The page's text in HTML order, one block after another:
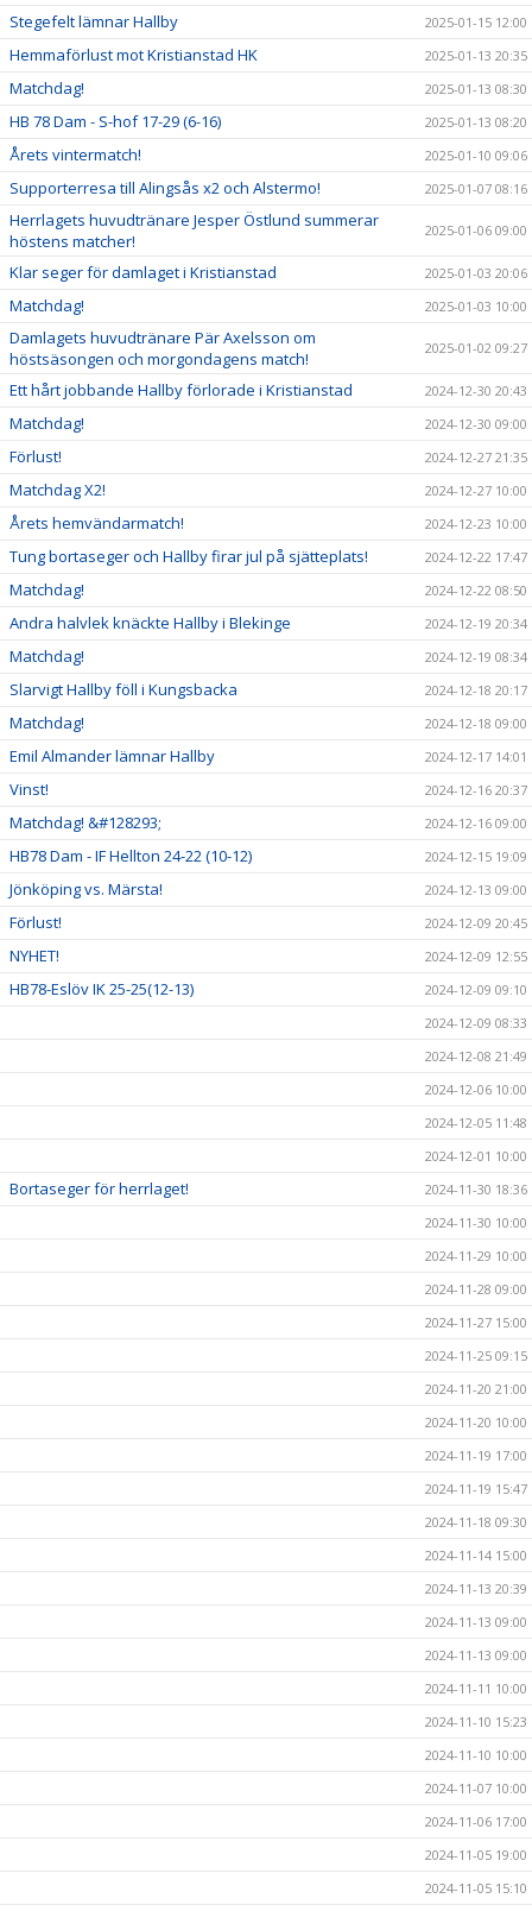
Stegefelt lämnar Hallby 2025-01-15 12:00
Hemmaförlust mot Kristianstad HK 2025-01-13 20:35
Matchdag! 2025-01-13 08:30
HB 78 Dam - S-hof 17-29 (6-16) 2025-01-13 08:20
Årets vintermatch! 2025-01-10 09:06
Supporterresa till Alingsås x2 och Alstermo! 2025-01-07 08:16
Herrlagets huvudtränare Jesper Östlund summerar
höstens matcher!
2025-01-06 09:00
Klar seger för damlaget i Kristianstad 2025-01-03 20:06
Matchdag! 2025-01-03 10:00
Damlagets huvudtränare Pär Axelsson om
höstsäsongen och morgondagens match!
2025-01-02 09:27
Ett hårt jobbande Hallby förlorade i Kristianstad 2024-12-30 20:43
Matchdag! 2024-12-30 09:00
Förlust! 2024-12-27 21:35
Matchdag X2! 2024-12-27 10:00
Årets hemvändarmatch! 2024-12-23 10:00
Tung bortaseger och Hallby firar jul på sjätteplats! 2024-12-22 17:47
Matchdag! 2024-12-22 08:50
Andra halvlek knäckte Hallby i Blekinge 2024-12-19 20:34
Matchdag! 2024-12-19 08:34
Slarvigt Hallby föll i Kungsbacka 2024-12-18 20:17
Matchdag! 2024-12-18 09:00
Emil Almander lämnar Hallby 2024-12-17 14:01
Vinst! 2024-12-16 20:37
Matchdag! &#128293; 2024-12-16 09:00
HB78 Dam - IF Hellton 24-22 (10-12) 2024-12-15 19:09
Jönköping vs. Märsta! 2024-12-13 09:00
Förlust! 2024-12-09 20:45
NYHET! 2024-12-09 12:55
HB78-Eslöv IK 25-25(12-13)
2024-12-09 09:10
2024-12-09 08:33
2024-12-08 21:49
2024-12-06 10:00
2024-12-05 11:48
2024-12-01 10:00
Bortaseger för herrlaget!
2024-11-30 18:36
2024-11-30 10:00
2024-11-29 10:00
2024-11-28 09:00
2024-11-27 15:00
2024-11-25 09:15
2024-11-20 21:00
2024-11-20 10:00
2024-11-19 17:00
2024-11-19 15:47
2024-11-18 09:30
2024-11-14 15:00
2024-11-13 20:39
2024-11-13 09:00
2024-11-13 09:00
2024-11-11 10:00
2024-11-10 15:23
2024-11-10 10:00
2024-11-07 10:00
2024-11-06 17:00
2024-11-05 19:00
2024-11-05 15:10